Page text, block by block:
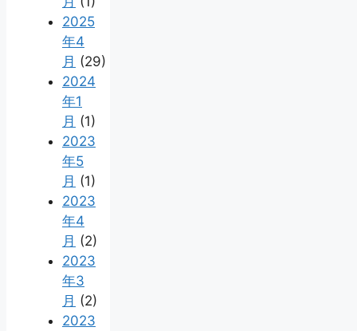
2025
年4
月 (29)
2024
年1
月 (1)
2023
年5
月 (1)
2023
年4
月 (2)
2023
年3
月 (2)
2023